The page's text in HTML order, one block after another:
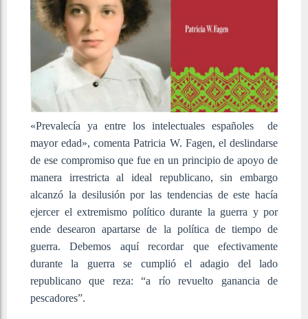
«Prevalecía ya entre los intelectuales españoles de
mayor edad», comenta Patricia W. Fagen, el deslindarse
de ese compromiso que fue en un principio de apoyo de
manera irrestricta al ideal republicano, sin embargo
alcanzó la desilusión por las tendencias de este hacía
ejercer el extremismo político durante la guerra y por
ende desearon apartarse de la política de tiempo de
guerra. Debemos aquí recordar que efectivamente
durante la guerra se cumplió el adagio del lado
republicano que reza: “a río revuelto ganancia de
pescadores”.